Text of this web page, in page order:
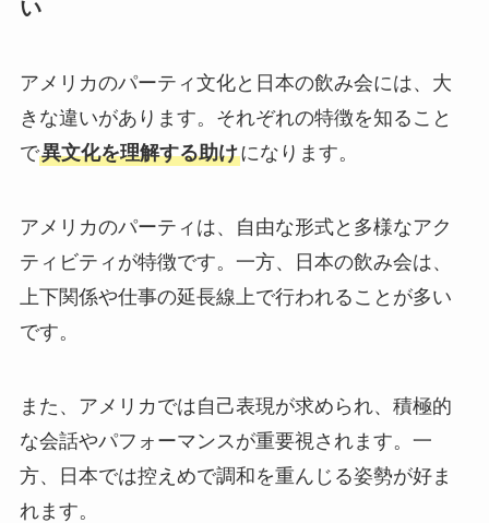
い
アメリカのパーティ文化と日本の飲み会には、大
きな違いがあります。それぞれの特徴を知ること
で異文化を理解する助けになります。
アメリカのパーティは、自由な形式と多様なアク
ティビティが特徴です。一方、日本の飲み会は、
上下関係や仕事の延長線上で行われることが多い
です。
また、アメリカでは自己表現が求められ、積極的
な会話やパフォーマンスが重要視されます。一
方、日本では控えめで調和を重んじる姿勢が好ま
れます。